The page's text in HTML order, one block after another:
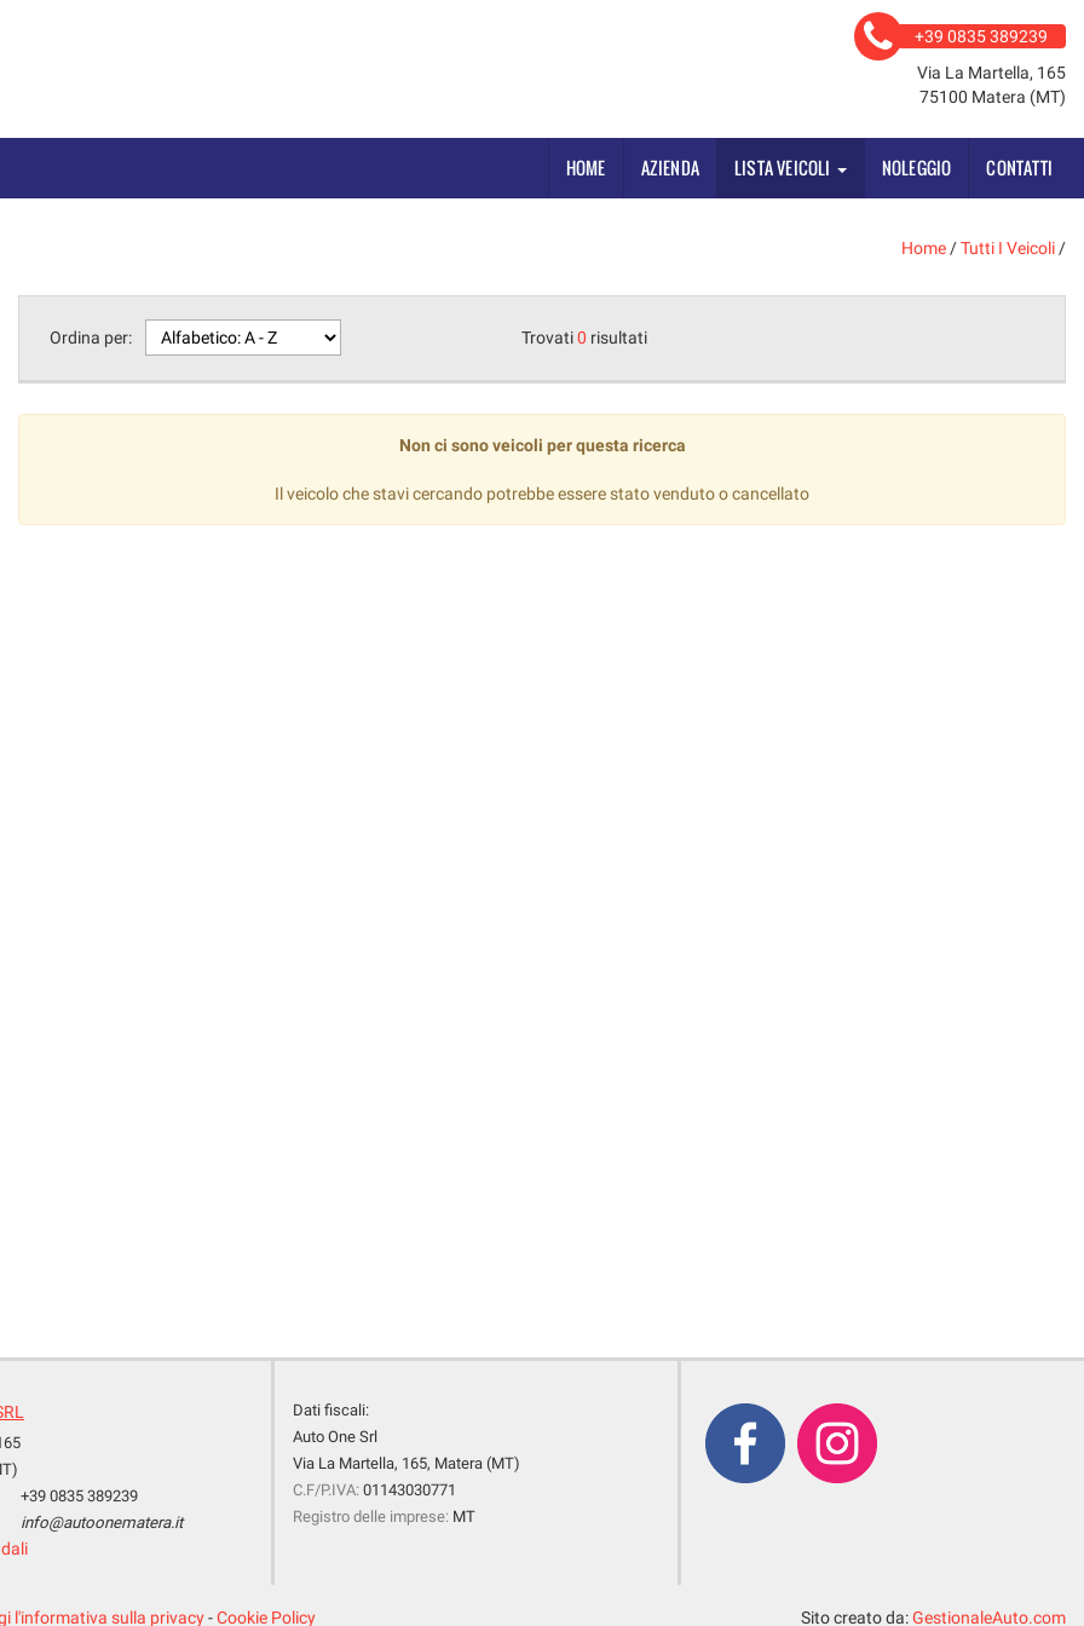
+39 0835 389239
Via La Martella, 165
75100 Matera (MT)
HOME AZIENDA LISTA VEICOLI NOLEGGIO CONTATTI
Home /Tutti I Veicoli /
Ordina per: Trovati0 risultati
Non ci sono veicoli per questa ricerca
Il veicolo che stavi cercando potrebbe essere stato venduto o cancellato
+39 0835 389239
info@autoonematera.it
Dati fiscali:
Auto One Srl
Via La Martella, 165, Matera (MT)
C.F/P.IVA: 01143030771
Registro delle imprese: MT
l'informativa sulla privacy-Cookie Policy Sito creato da:GestionaleAuto.com